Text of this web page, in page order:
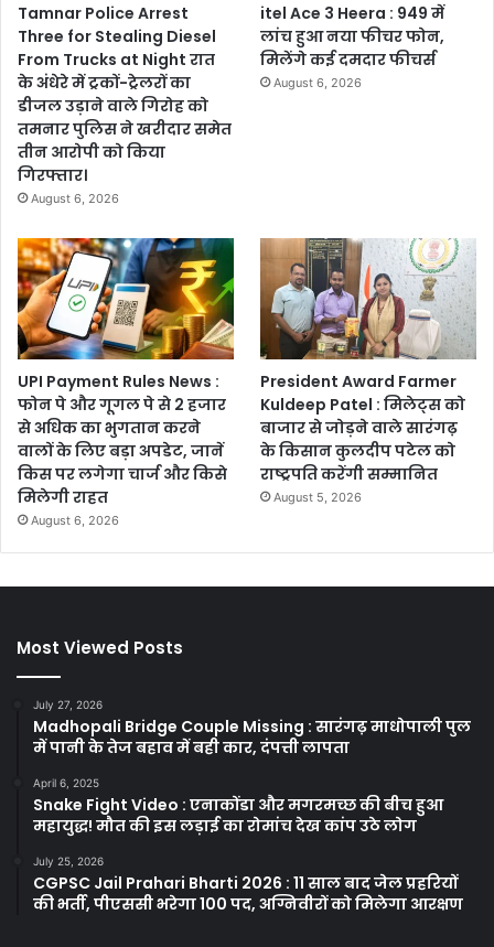
Tamnar Police Arrest
Three for Stealing Diesel
From Trucks at Night रात
के अंधेरे में ट्रकों-ट्रेलरों का
डीजल उड़ाने वाले गिरोह को
तमनार पुलिस ने खरीदार समेत
तीन आरोपी को किया
गिरफ्तार।
August 6, 2026
itel Ace 3 Heera : 949 में
लांच हुआ नया फीचर फोन,
मिलेंगे कई दमदार फीचर्स
August 6, 2026
UPI Payment Rules News :
फोन पे और गूगल पे से 2 हजार
से अधिक का भुगतान करने
वालों के लिए बड़ा अपडेट, जानें
किस पर लगेगा चार्ज और किसे
मिलेगी राहत
August 6, 2026
President Award Farmer
Kuldeep Patel : मिलेट्स को
बाजार से जोड़ने वाले सारंगढ़
के किसान कुलदीप पटेल को
राष्ट्रपति करेंगी सम्मानित
August 5, 2026
Most Viewed Posts
July 27, 2026
Madhopali Bridge Couple Missing : सारंगढ़ माधोपाली पुल
में पानी के तेज बहाव में बही कार, दंपत्ती लापता
April 6, 2025
Snake Fight Video : एनाकोंडा और मगरमच्छ की बीच हुआ
महायुद्ध! मौत की इस लड़ाई का रोमांच देख कांप उठे लोग
July 25, 2026
CGPSC Jail Prahari Bharti 2026 : 11 साल बाद जेल प्रहरियों
की भर्ती, पीएससी भरेगा 100 पद, अग्निवीरों को मिलेगा आरक्षण